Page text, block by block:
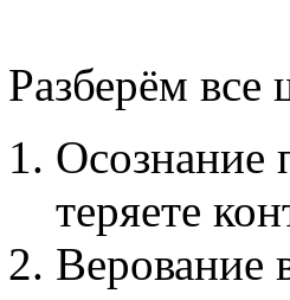
Разберём все
Осознание
теряете
Верование